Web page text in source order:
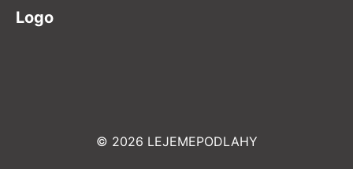
Logo
© 2026 LEJEMEPODLAHY